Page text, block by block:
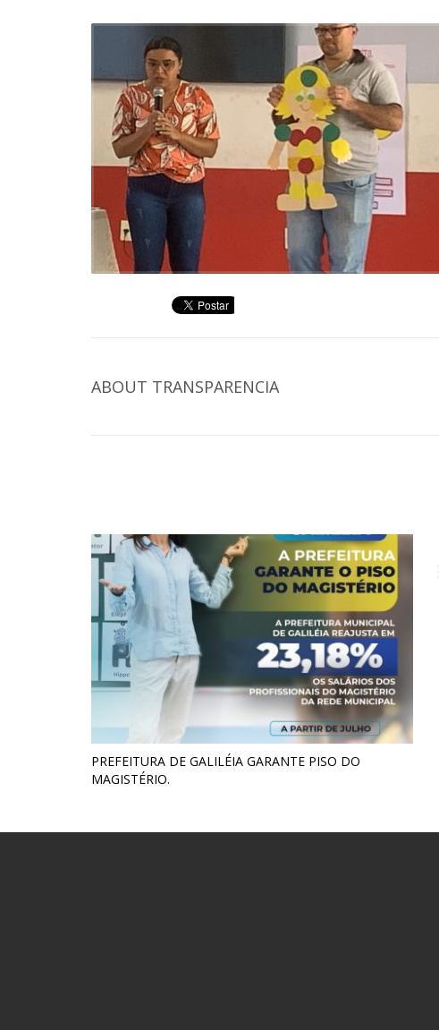
ABOUT TRANSPARENCIA
PREFEITURA DE GALILÉIA GARANTE PISO DO
MAGISTÉRIO.